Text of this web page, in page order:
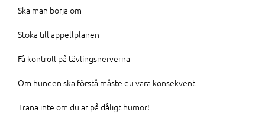
Ska man börja om
Stöka till appellplanen
Få kontroll på tävlingsnerverna
Om hunden ska förstå måste du vara konsekvent
Träna inte om du är på dåligt humör!